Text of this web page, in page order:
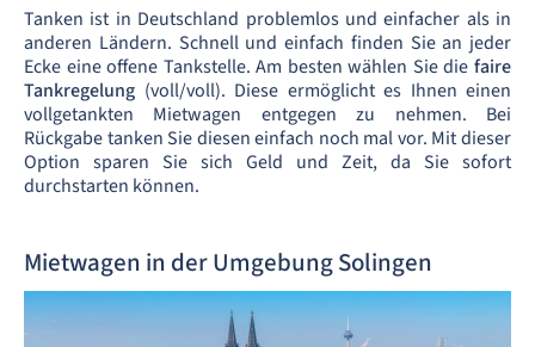
Tanken ist in Deutschland problemlos und einfacher als in
anderen Ländern. Schnell und einfach finden Sie an jeder
Ecke eine offene Tankstelle. Am besten wählen Sie die faire
Tankregelung (voll/voll). Diese ermöglicht es Ihnen einen
vollgetankten Mietwagen entgegen zu nehmen. Bei
Rückgabe tanken Sie diesen einfach noch mal vor. Mit dieser
Option sparen Sie sich Geld und Zeit, da Sie sofort
durchstarten können.
Mietwagen in der Umgebung Solingen